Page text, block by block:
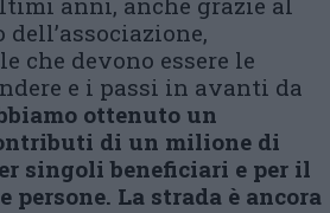
che devono essere le
e i passi in avanti da
ottenuto un
di un milione di
singoli beneficiari e per il
persone. La strada è ancora